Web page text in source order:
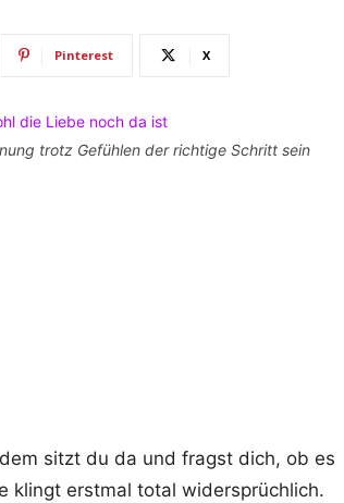
Pinterest X
trotz Gefühlen der richtige Schritt sein
sitzt du da und fragst dich, ob es
klingt erstmal total widersprüchlich.